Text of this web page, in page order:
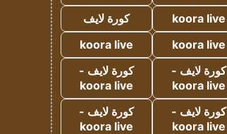
koora live
كورة لايف
koora live
koora live
كورة لايف -
koora live
كورة لايف -
koora live
كورة لايف -
koora live
كورة لايف -
koora live